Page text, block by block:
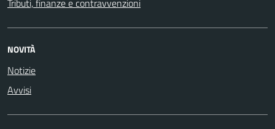
Tributi, finanze e contravvenzioni
NOVITÀ
Notizie
Avvisi